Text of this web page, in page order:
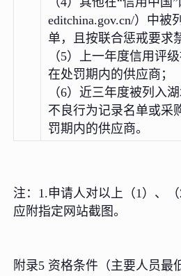
editchina.gov.cn/）中被
单，且按联合惩戒要求
（5）上一年度信用评
在处罚期内的供应商；
（6）近三年度被列入
不良行为记录名单或采
罚期内的供应商。
注：1.申请人对以上（1）、
应附指定网站截图。
附录5 资格条件（主要人员最